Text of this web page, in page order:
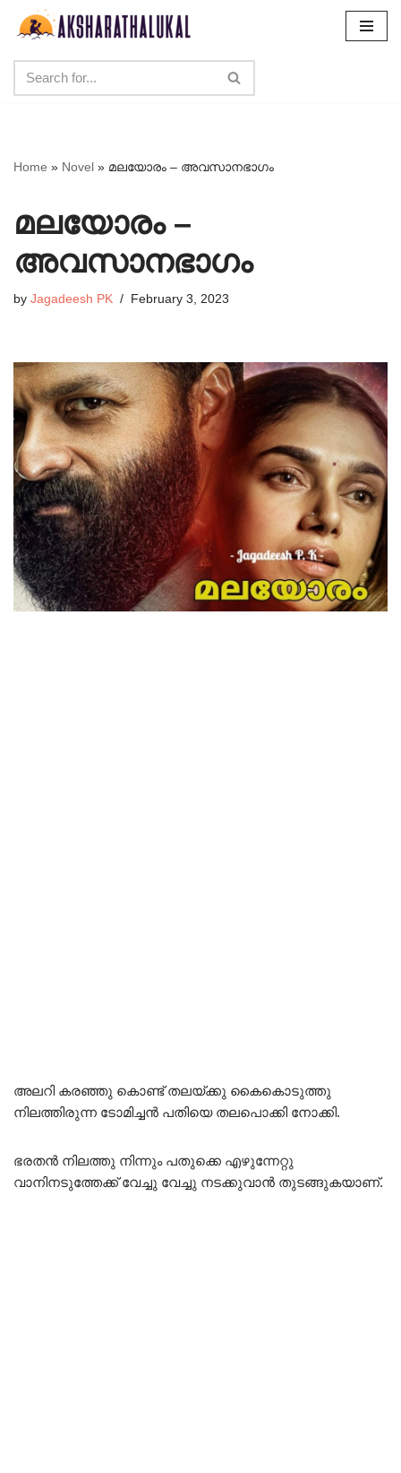
content
Home » Novel » മലയോരം – അവസാനഭാഗം
മലയോരം –
അവസാനഭാഗം
by Jagadeesh PK February 3, 2023
അലറി കരഞ്ഞു കൊണ്ട് തലയ്ക്കു കൈകൊടുത്തു
നിലത്തിരുന്ന ടോമിച്ചൻ പതിയെ തലപൊക്കി നോക്കി.
ഭരതൻ നിലത്തു നിന്നും പതുക്കെ എഴുന്നേറ്റു
വാനിനടുത്തേക്ക് വേച്ചു വേച്ചു നടക്കുവാൻ തുടങ്ങുകയാണ്.